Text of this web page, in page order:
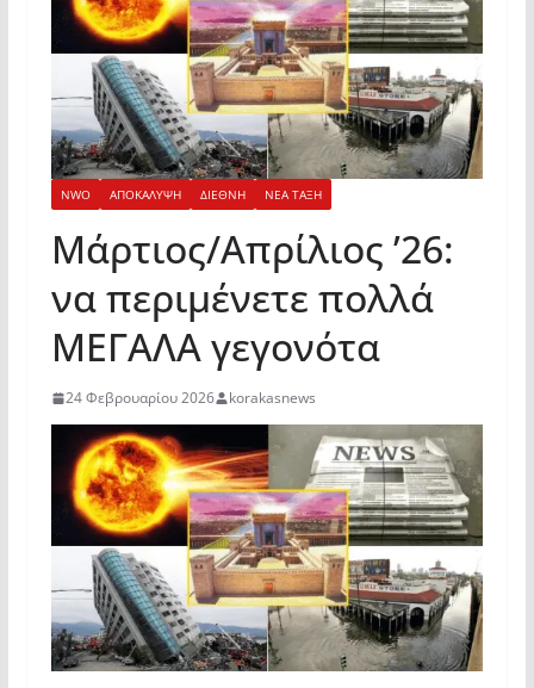
NWO ΑΠΟΚΑΛΥΨΗ ΔΙΕΘΝΗ ΝΕΑ ΤΑΞΗ
Μάρτιος/Απρίλιος ’26:
να περιμένετε πολλά
ΜΕΓΑΛΑ γεγονότα
24 Φεβρουαρίου 2026 korakasnews